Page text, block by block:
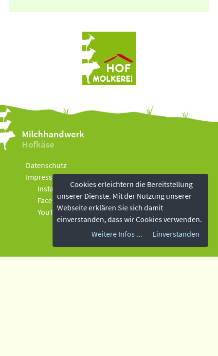
Cookies erleichtern die Bereitstellung
unserer Dienste. Mit der Nutzung unserer
Webseite erklären Sie sich damit
einverstanden, dass wir Cookies verwenden.
Weitere Infos ...
Einverstanden
Milchhandwerk
Hofkäse
Datenschutz
Impressum
Instagram
Facebook
YouTube